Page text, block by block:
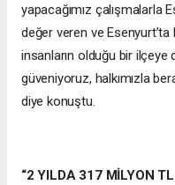
yapacağımız çalışmalarla
değer veren ve
insanların olduğu bir
güveniyoruz, halkımızla
diye konuştu.
“2 YILDA 317 MİLYON TL